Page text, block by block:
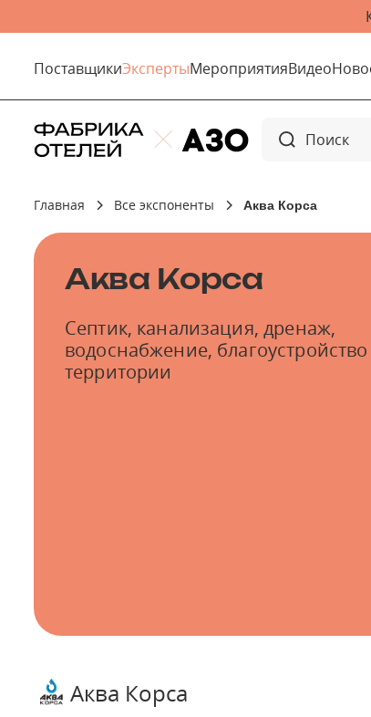
ПоставщикиЭкспертыМероприятияВидео
Главная Все экспоненты Аква Корса
Аква Корса
Септик, канализация, дренаж,
водоснабжение, благоустройство
территории
Аква Корса